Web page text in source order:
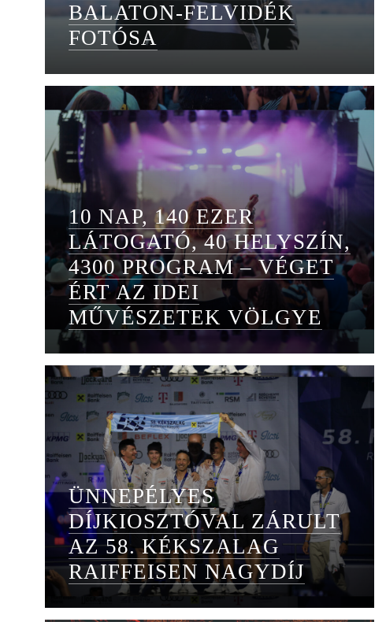
BALATON-FELVIDÉK
FOTÓSA
10 NAP, 140 EZER
LÁTOGATÓ, 40 HELYSZÍN,
4300 PROGRAM – VÉGET
ÉRT AZ IDEI
MŰVÉSZETEK VÖLGYE
ÜNNEPÉLYES
DÍJKIOSZTÓVAL ZÁRULT
AZ 58. KÉKSZALAG
RAIFFEISEN NAGYDÍJ